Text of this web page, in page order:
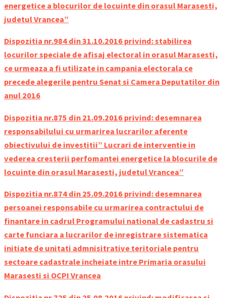
energetice a blocurilor de locuinte din orasul Marasesti,
judetul Vrancea”
Dispozitia nr.984 din 31.10.2016 privind:stabilirea
locurilor speciale de afisaj electoral in orasul Marasesti,
ce urmeaza a fi utilizate in campania electorala ce
precede alegerile pentru Senat si Camera Deputatilor din
anul 2016
Dispozitia nr.875 din 21.09.2016 privind: desemnarea
responsabilului cu urmarirea lucrarilor aferente
obiectivului de investitii” Lucrari de interventie in
vederea cresterii perfomantei energetice la blocurile de
locuinte din orasul Marasesti, judetul Vrancea”
Dispozitia nr.874 din 25.09.2016 privind: desemnarea
persoanei responsabile cu urmarirea contractului de
finantare in cadrul Programului national de cadastru si
carte funciara a lucrarilor de inregistrare sistematica
initiate de unitati admnisitrative teritoriale pentru
sectoare cadastrale incheiate intre Primaria orasului
Marasesti si OCPI Vrancea